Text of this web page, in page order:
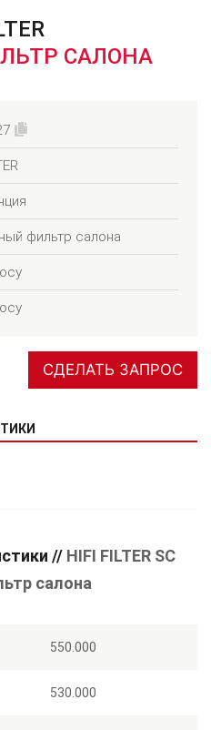
САЛОНА
фильтр салона
СДЕЛАТЬ ЗАПРОС
// HIFI FILTER SC
салона
550.000
530.000